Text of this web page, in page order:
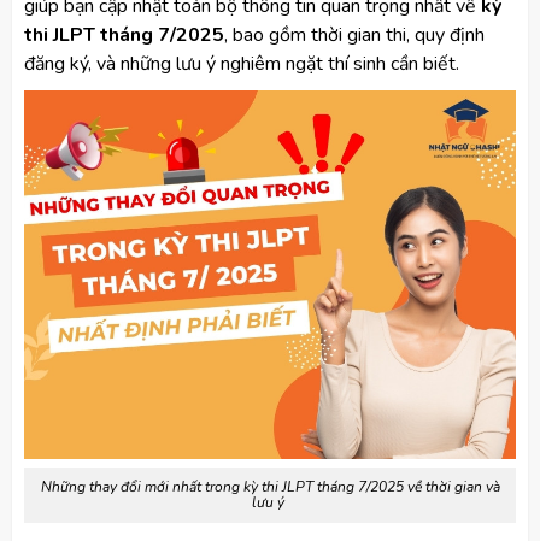
giúp bạn cập nhật toàn bộ thông tin quan trọng nhất về kỳ
thi JLPT tháng 7/2025, bao gồm thời gian thi, quy định
đăng ký, và những lưu ý nghiêm ngặt thí sinh cần biết.
Những thay đổi mới nhất trong kỳ thi JLPT tháng 7/2025 về thời gian và
lưu ý